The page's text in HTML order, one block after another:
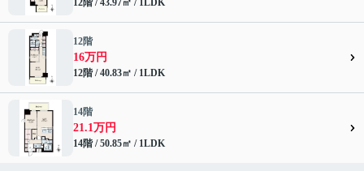
12階 / 43.97㎡ / 1LDK
12階
16万円
12階 / 40.83㎡ / 1LDK
14階
21.1万円
14階 / 50.85㎡ / 1LDK